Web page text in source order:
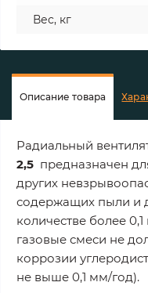
Вес, кг
Описание товара
Радиальный
2,5 предназначен
других
содержащих пыли и
количестве более
газовые смеси не
коррозии
не выше 0,1 мм/год).